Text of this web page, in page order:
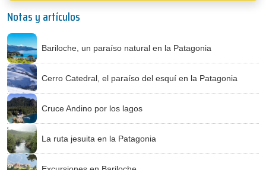
Notas y artículos
Bariloche, un paraíso natural en la Patagonia
Cerro Catedral, el paraíso del esquí en la Patagonia
Cruce Andino por los lagos
La ruta jesuita en la Patagonia